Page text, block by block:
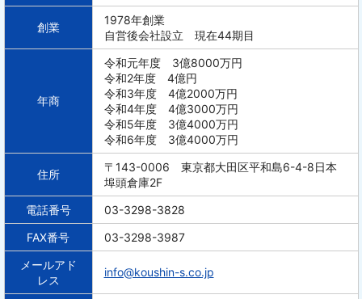
創業
1978年創業
自営後会社設立 現在44期目
年商
令和元年度 3億8000万円
令和2年度 4億円
令和3年度 4億2000万円
令和4年度 4億3000万円
令和5年度 3億4000万円
令和6年度 3億4000万円
住所
〒143-0006 東京都大田区平和島6-4-8日本
埠頭倉庫2F
電話番号
03-3298-3828
FAX番号
03-3298-3987
メールアド
レス
info@koushin-s.co.jp